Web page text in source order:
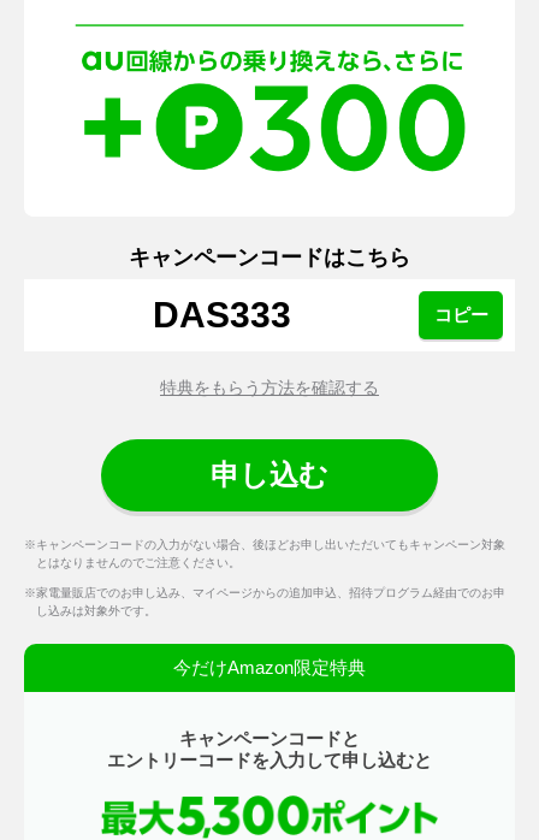
キャンペーンコードはこちら
DAS333 コピー
特典をもらう方法を確認する
申し込む
キャンペーンコードの入力がない場合、後ほどお申し出いただいてもキャンペーン対象
とはなりませんのでご注意ください。
家電量販店でのお申し込み、マイページからの追加申込、招待プログラム経由でのお申
し込みは対象外です。
今だけAmazon限定特典
キャンペーンコードと
エントリーコードを入力して申し込むと